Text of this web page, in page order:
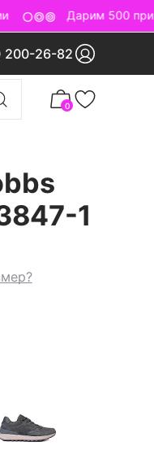
Дарим 500
200-26-82
0
1